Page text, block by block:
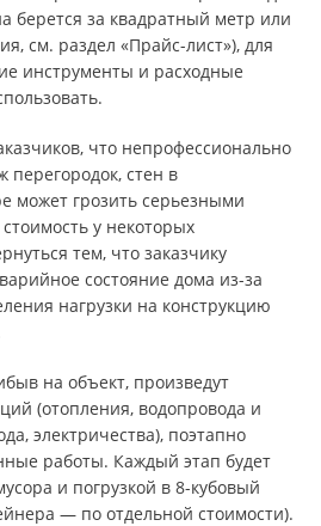
берется за квадратный метр или
см. раздел «Прайс-лист»), для
инструменты и расходные
что непрофессионально
стен в
может грозить серьезными
у некоторых
тем, что заказчику
состояние дома из-за
нагрузки на конструкцию
на объект, произведут
(отопления, водопровода и
электричества), поэтапно
работы. Каждый этап будет
и погрузкой в 8-кубовый
— по отдельной стоимости).